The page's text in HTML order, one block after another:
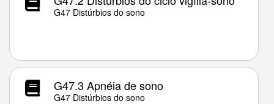
G47 Distúrbios do sono
G47.3 Apnéia de sono
G47 Distúrbios do sono